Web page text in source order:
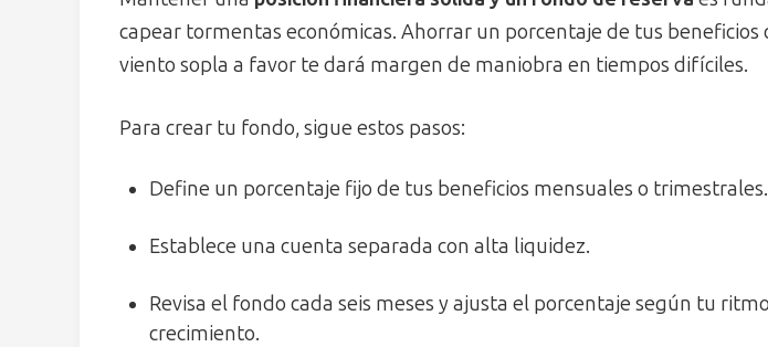
capear tormentas económicas. Ahorrar un porcentaje de tus beneficios
viento sopla a favor te dará margen de maniobra en tiempos difíciles.
Para crear tu fondo, sigue estos pasos:
Define un porcentaje fijo de tus beneficios mensuales o trimestrales.
Establece una cuenta separada con alta liquidez.
Revisa el fondo cada seis meses y ajusta el porcentaje según tu
crecimiento.